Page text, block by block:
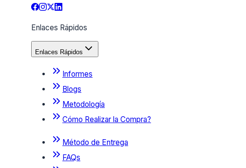
Enlaces Rápidos
Enlaces Rápidos
Informes
Blogs
Metodología
Cómo Realizar la Compra?
Método de Entrega
FAQs